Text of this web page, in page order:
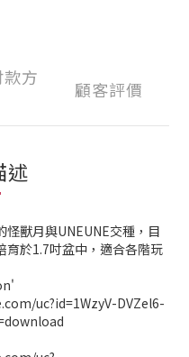
方
顧客評價
述
獸月與UNEUNE交種，目
育於1.7吋盆中，適合各階玩
uc?id=1WzyV-DVZel6-